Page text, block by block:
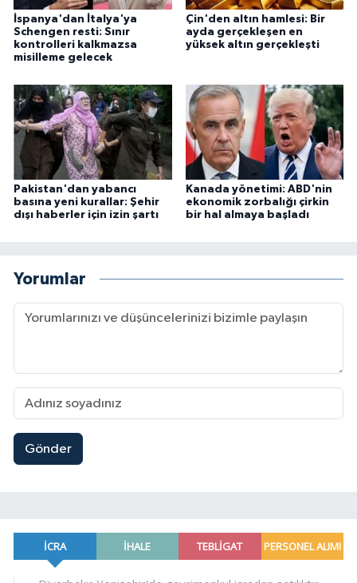
İspanya'dan İtalya'ya
Schengen resti: Sınır
kontrolleri kalkmazsa
misilleme gelecek
Çin'den altın hamlesi: Bir
ayda gerçekleşen en
yüksek altın gerçekleşti
Pakistan'dan yabancı
basına yeni kurallar: Şehir
dışı haberler için izin şartı
Kanada yönetimi: ABD'nin
ekonomik zorbalığı çirkin
bir hal almaya başladı
Yorumlar
Gönder